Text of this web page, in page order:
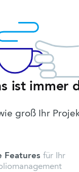
ist immer
groß Ihr
Features für Ihr